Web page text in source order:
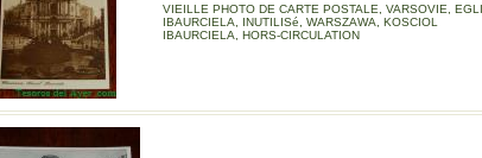
VIEILLE PHOTO DE CARTE POSTALE, VARSOVIE,
IBAURCIELA, INUTILISé, WARSZAWA, KOSCIOL
IBAURCIELA, HORS-CIRCULATION